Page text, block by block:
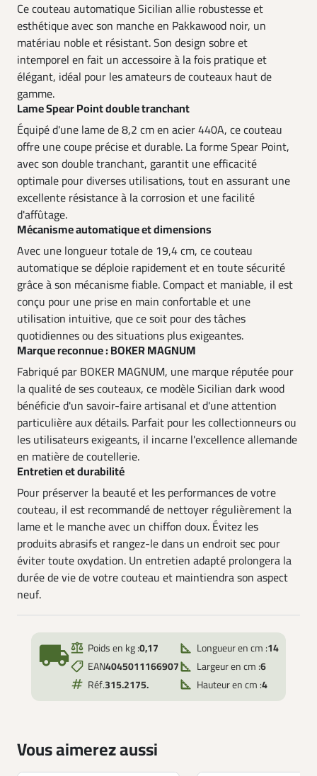
Ce couteau automatique Sicilian allie robustesse et
esthétique avec son manche en Pakkawood noir, un
matériau noble et résistant. Son design sobre et
intemporel en fait un accessoire à la fois pratique et
élégant, idéal pour les amateurs de couteaux haut de
gamme.
Lame Spear Point double tranchant
Équipé d'une lame de 8,2 cm en acier 440A, ce couteau
offre une coupe précise et durable. La forme Spear Point,
avec son double tranchant, garantit une efficacité
optimale pour diverses utilisations, tout en assurant une
excellente résistance à la corrosion et une facilité
d'affûtage.
Mécanisme automatique et dimensions
Avec une longueur totale de 19,4 cm, ce couteau
automatique se déploie rapidement et en toute sécurité
grâce à son mécanisme fiable. Compact et maniable, il est
conçu pour une prise en main confortable et une
utilisation intuitive, que ce soit pour des tâches
quotidiennes ou des situations plus exigeantes.
Marque reconnue : BOKER MAGNUM
Fabriqué par BOKER MAGNUM, une marque réputée pour
la qualité de ses couteaux, ce modèle Sicilian dark wood
bénéficie d'un savoir-faire artisanal et d'une attention
particulière aux détails. Parfait pour les collectionneurs ou
les utilisateurs exigeants, il incarne l'excellence allemande
en matière de coutellerie.
Entretien et durabilité
Pour préserver la beauté et les performances de votre
couteau, il est recommandé de nettoyer régulièrement la
lame et le manche avec un chiffon doux. Évitez les
produits abrasifs et rangez-le dans un endroit sec pour
éviter toute oxydation. Un entretien adapté prolongera la
durée de vie de votre couteau et maintiendra son aspect
neuf.
local_shipping Poids en kg :0,17
EAN4045011166907
Réf.315.2175.
Longueur en cm :14
Largeur en cm :6
Hauteur en cm :4
Vous aimerez aussi